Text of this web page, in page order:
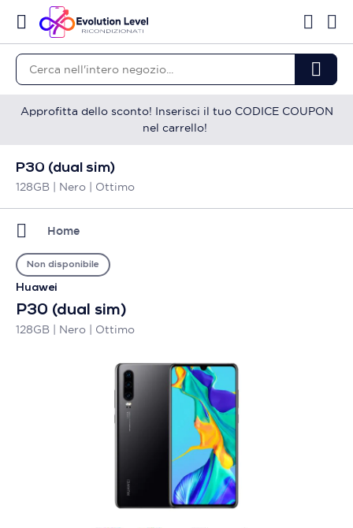
Approfitta dello sconto! Inserisci il tuo CODICE COUPON
nel carrello!
P30 (dual sim)
128GB | Nero | Ottimo
Home
Huawei
P30 (dual sim)
128GB | Nero | Ottimo
Non disponibile